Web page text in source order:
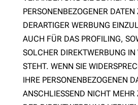
PERSONENBEZOGENER
DERARTIGER WERBUNG
AUCH FÜR DAS PROFILING,
SOLCHER DIREKTWERBUNG
STEHT. WENN SIE
IHRE PERSONENBEZOGENEN
ANSCHLIESSEND NICHT MEHR